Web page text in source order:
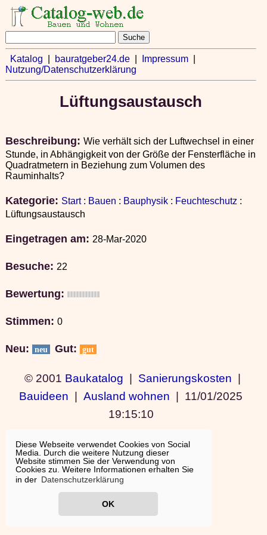
Diese Webseite verwendet Cookies von Social
Media. Durch die weitere Nutzung dieser
Website stimmen Sie der Verwendung von
Cookies zu. Weitere Informationen erhalten Sie
in der Datenschutzerklärung
OK
Katalog bauratgeber24.de| Impressum|
Nutzung/Datenschutzerklärung
Lüftungsaustausch
Beschreibung: Wie verhält sich der Luftwechsel in einer
Stunde, in Abhängigkeit von der Größe der Fensterfläche in
Quadratmetern in Beziehung zum Volumen des
Rauminhalts?
Kategorie: Start: Bauen : Bauphysik: Feuchteschutz :
Lüftungsaustausch
Eingetragen am: 28-Mar-2020
Besuche: 22
Bewertung:
Stimmen: 0
Neu: neu Gut: gut
© 2001 Baukatalog | Sanierungskosten |
Bauideen | Ausland wohnen | 11/01/2025
19:15:10